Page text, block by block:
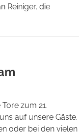
Reiniger, die
zum 21.
auf unsere Gäste.
oder bei den vielen